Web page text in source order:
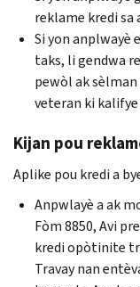
reklame kredi sa
Si yon anplwayè
taks, li gendwa
pewòl ak
veteran ki kalifye
Kijan pou
Aplike pou kredi a
Anpwlayè a ak
Fòm 8850, Avi
kredi opòtinite
Travay nan